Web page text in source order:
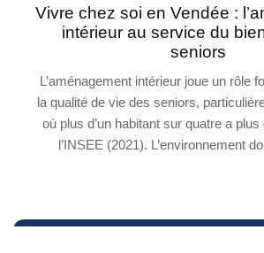
Vivre chez soi en Vendée :
intérieur au service du
seniors
L’aménagement intérieur joue un rôle
la qualité de vie des seniors,
où plus d’un habitant sur quatre a
l’INSEE (2021). L’environnement